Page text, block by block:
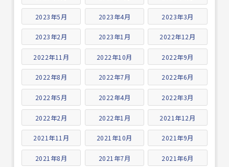
2023年5月 2023年4月 2023年3月
2023年2月 2023年1月 2022年12月
2022年11月 2022年10月 2022年9月
2022年8月 2022年7月 2022年6月
2022年5月 2022年4月 2022年3月
2022年2月 2022年1月 2021年12月
2021年11月 2021年10月 2021年9月
2021年8月 2021年7月 2021年6月